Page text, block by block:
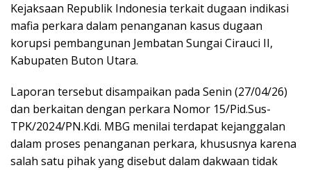
Kejaksaan Republik Indonesia terkait dugaan indikasi
mafia perkara dalam penanganan kasus dugaan
korupsi pembangunan Jembatan Sungai Cirauci II,
Kabupaten Buton Utara.
Laporan tersebut disampaikan pada Senin (27/04/26)
dan berkaitan dengan perkara Nomor 15/Pid.Sus-
TPK/2024/PN.Kdi. MBG menilai terdapat kejanggalan
dalam proses penanganan perkara, khususnya karena
salah satu pihak yang disebut dalam dakwaan tidak